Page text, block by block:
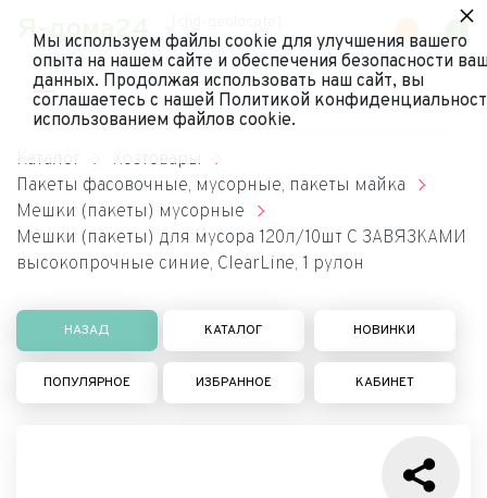
Я-дома24
Каталог
Хозтовары
Пакеты фасовочные, мусорные, пакеты майка
Мешки (пакеты) мусорные
Мешки (пакеты) для мусора 120л/10шт С ЗАВЯЗКАМИ
высокопрочные синие, ClearLine, 1 рулон
НАЗАД КАТАЛОГ НОВИНКИ
ПОПУЛЯРНОЕ ИЗБРАННОЕ КАБИНЕТ
Мы используем файлы cookie для улучшения вашего
опыта на нашем сайте и обеспечения безопасности
данных. Продолжая использовать наш сайт, вы
соглашаетесь с нашей Политикой
использованием файлов cookie.
×